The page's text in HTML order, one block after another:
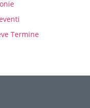
Termine